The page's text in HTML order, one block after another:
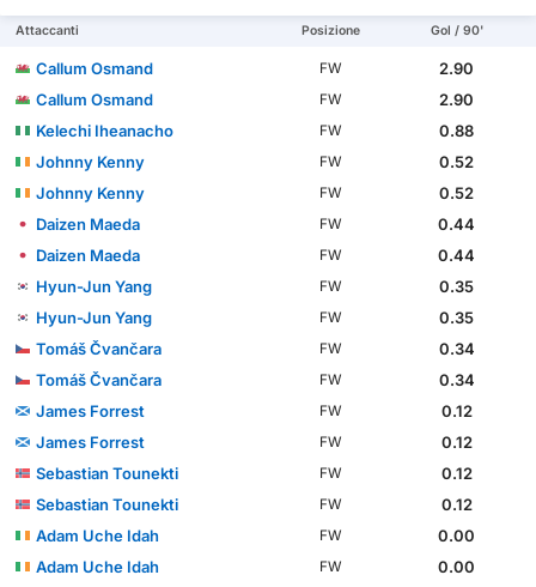
Attaccanti Posizione Gol / 90'
Callum Osmand FW
2.90
Callum Osmand
FW
2.90
Kelechi Iheanacho
FW
0.88
Johnny Kenny
FW
0.52
Johnny Kenny
FW
0.52
Daizen Maeda
FW
0.44
Daizen Maeda
FW
0.44
Hyun-Jun Yang
FW
0.35
Hyun-Jun Yang
FW
0.35
Tomáš Čvančara
FW
0.34
Tomáš Čvančara
FW
0.34
James Forrest
FW
0.12
James Forrest
FW
0.12
Sebastian Tounekti
FW
0.12
Sebastian Tounekti
FW
0.12
Adam Uche Idah
FW
0.00
Adam Uche Idah
FW
0.00